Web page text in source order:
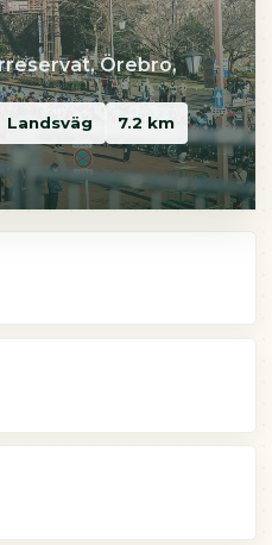
Örebro,
Landsväg 7.2 km